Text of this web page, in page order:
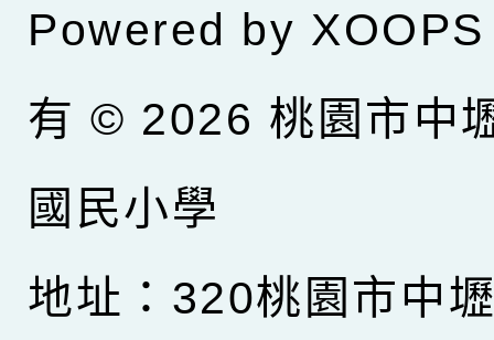
Powered by XOOPS
有 © 2026 桃園市中
國民小學
地址：320桃園市中